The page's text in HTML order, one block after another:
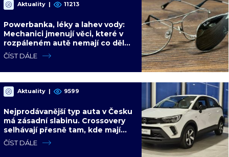
Aktuality | 11213
Powerbanka, léky a lahev vody:
Mechanici jmenují věci, které v
rozpáleném autě nemají co dělat.
Hrozí i požár
ČÍST DÁLE
Aktuality | 9599
Nejprodávanější typ auta v Česku
má zásadní slabinu. Crossovery
selhávají přesně tam, kde mají
být nejsilnější
ČÍST DÁLE